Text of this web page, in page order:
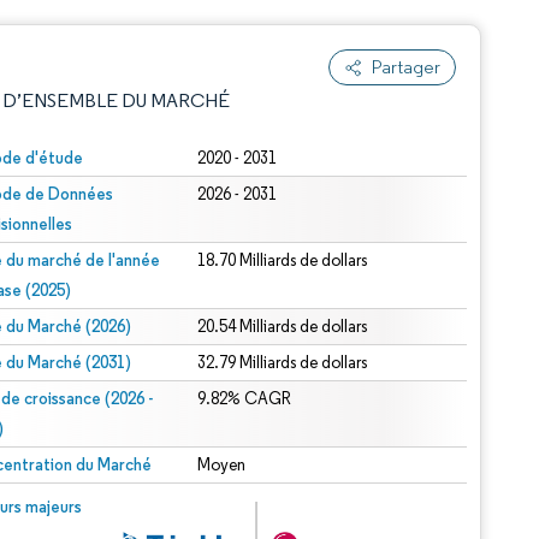
Partager
DU MARCHÉ
d'étude 2020 - 2031
de Données
2026 - 2031
du marché de l'année
(2025)
18.70 Milliards de dollars
du Marché (2026) 20.54 Milliards de dollars
du Marché (2031) 32.79 Milliards de dollars
croissance (2026 -
9.82% CAGR
du Marché Moyen
majeurs
© Mordor Intelligence. La réutilisation nécessite une attribution sous CC BY 4.0.
sous CC BY 4.0.